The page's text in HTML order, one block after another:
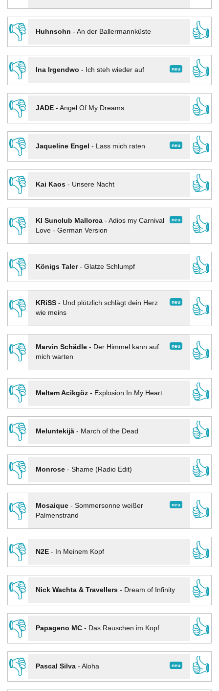
👎
Huhnsohn - An der Ballermannküste
👍
👎
neu
Ina Irgendwo - Ich steh wieder auf
👍
👎
JADE- Angel Of My Dreams
👍
👎
neu
Jaqueline Engel - Lass mich raten
👍
👎
Kai Kaos- Unsere Nacht
👍
👎
neu
KI Sunclub Mallorca- Adios my Carnival
Love - German Version
👍
👎
Königs Taler- Glatze Schlumpf
👍
👎
neu
KRiSS- Und plötzlich schlägt dein Herz
wie meins
👍
👎 neu
Marvin Schädle- Der Himmel kann auf
mich warten
👍
👎
Meltem Acikgöz- Explosion In My Heart
👍
👎
Meluntekijä- March of the Dead
👍
👎
Monrose- Shame (Radio Edit)
👍
👎
neu
Mosaique- Sommersonne weißer
Palmenstrand
👍
👎
N2E- In Meinem Kopf
👍
👎
Nick Wachta & Travellers- Dream of Infinity
👍
👎
Papageno MC- Das Rauschen im Kopf
👍
👎
neu
Pascal Silva- Aloha
👍